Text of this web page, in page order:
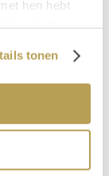
hen hebt
tonen